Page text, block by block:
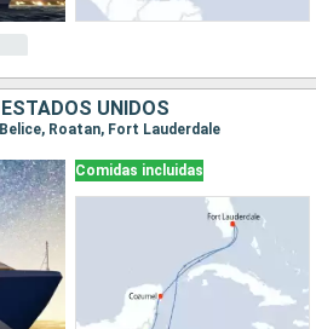
UNIDOS
Roatan, Fort Lauderdale
Comidas incluidas